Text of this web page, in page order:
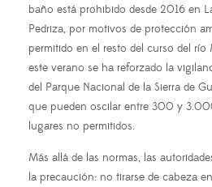
baño está prohibido desde 2016 en
Pedriza, por motivos de protección
permitido en el resto del curso del río
este verano se ha reforzado la
del Parque Nacional de la Sierra de
que pueden oscilar entre 300 y
lugares no permitidos.
Más allá de las normas, las
la precaución: no tirarse de cabeza